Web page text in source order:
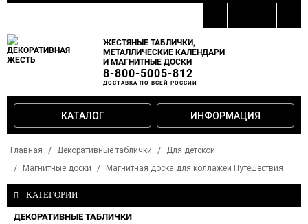
ЖЕСТЯНЫЕ ТАБЛИЧКИ,
МЕТАЛЛИЧЕСКИЕ КАЛЕНДАРИ
И МАГНИТНЫЕ ДОСКИ
8-800-5005-812
ДОСТАВКА ПО ВСЕЙ РОССИИ
КАТАЛОГ ИНФОРМАЦИЯ
Главная Декоративные таблички
Для детской
Магнитные доски
Магнитная доска для коллажей Путешествия
КАТЕГОРИИ
ДЕКОРАТИВНЫЕ ТАБЛИЧКИ